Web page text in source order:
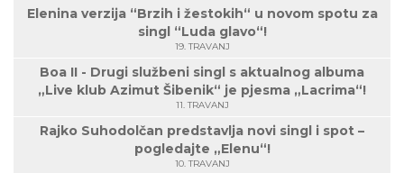
Elenina verzija “Brzih i žestokih“ u novom spotu za
singl “Luda glavo“!
19. TRAVANJ
Boa II - Drugi službeni singl s aktualnog albuma
„Live klub Azimut Šibenik“ je pjesma „Lacrima“!
11. TRAVANJ
Rajko Suhodolčan predstavlja novi singl i spot –
pogledajte „Elenu“!
10. TRAVANJ